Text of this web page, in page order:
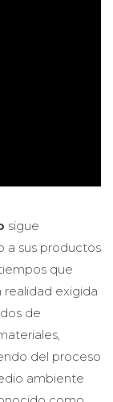
sigue
a sus productos
que
realidad exigida
de
del proceso
ambiente